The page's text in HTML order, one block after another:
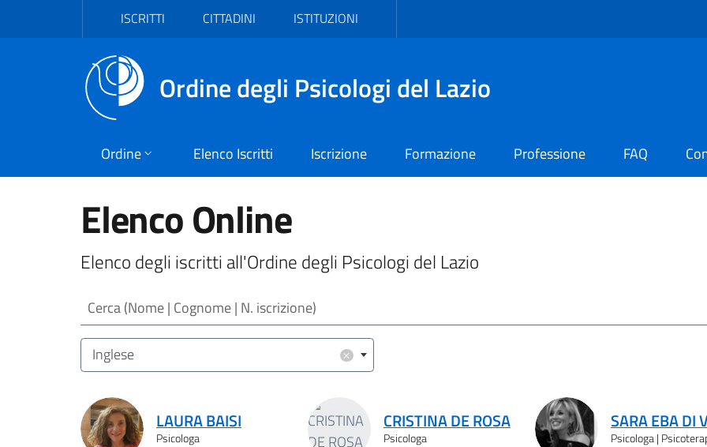
Vai al contenuto principale
ISCRITTI CITTADINI ISTITUZIONI
Ordine degli Psicologi del Lazio
Ordine Elenco Iscritti Iscrizione Formazione Professione FAQ
Elenco Online
Elenco degli iscritti all'Ordine degli Psicologi del Lazio
Cerca (Nome | Cognome | N. iscrizione)
Lingua ×
Inglese
Risultati ricerca
LAURA BAISI
Psicologa
CRISTINA DE ROSA
Psicologa
SARA EBA DI
Psicologa |